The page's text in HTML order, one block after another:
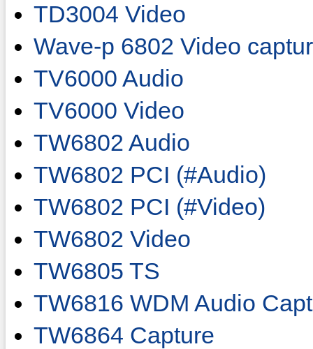
TD3004 Video
Wave-p 6802 Video
TV6000 Audio
TV6000 Video
TW6802 Audio
TW6802 PCI (#Audio)
TW6802 PCI (#Video)
TW6802 Video
TW6805 TS
TW6816 WDM Audio
TW6864 Capture